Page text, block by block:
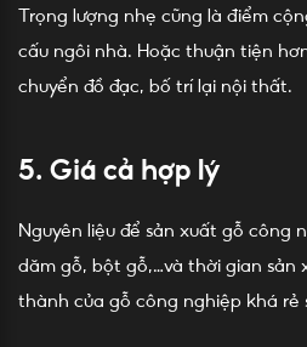
Trọng lượng nhẹ cũng là điểm
cấu ngôi nhà. Hoặc thuận tiện
chuyển đồ đạc, bố trí lại nội thất.
5. Giá cả hợp lý
Nguyên liệu để sản xuất gỗ công
dăm gỗ, bột gỗ,…và thời gian sản
thành của gỗ công nghiệp khá rẻ